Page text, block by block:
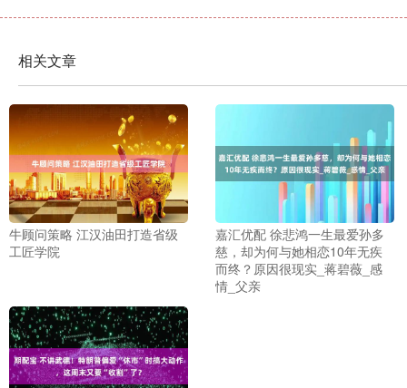
相关文章
牛顾问策略 江汉油田打造省级
工匠学院
嘉汇优配 徐悲鸿一生最爱孙多
慈，却为何与她相恋10年无疾
而终？原因很现实_蒋碧薇_感
情_父亲